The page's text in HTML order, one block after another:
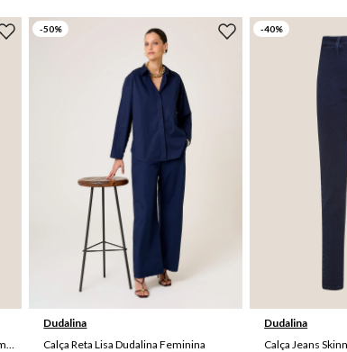
Calça Heloisa Off White Dudalina Feminina
-50%
42
Dudalina
Calça Reta Lisa Dudalina Feminina
-40%
Dudalina